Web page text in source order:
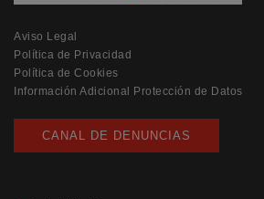
Aviso Legal
Política de Privacidad
Política de Cookies
Información Adicional Protección de Datos
CANAL DE DENUNCIAS